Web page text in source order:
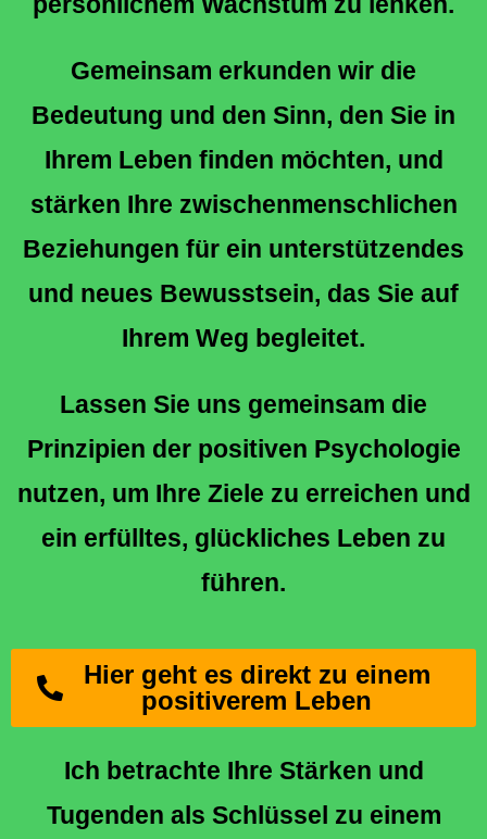
Gemeinsam erkunden wir die
Bedeutung und den Sinn, den Sie in
Ihrem Leben finden möchten, und
stärken Ihre zwischenmenschlichen
Beziehungen für ein unterstützendes
und neues Bewusstsein, das Sie auf
Ihrem Weg begleitet.
Lassen Sie uns gemeinsam die
Prinzipien der positiven Psychologie
nutzen, um Ihre Ziele zu erreichen und
ein erfülltes, glückliches Leben zu
führen.
Hier geht es direkt zu einem
positiverem Leben
Ich betrachte Ihre Stärken und
Tugenden als Schlüssel zu einem